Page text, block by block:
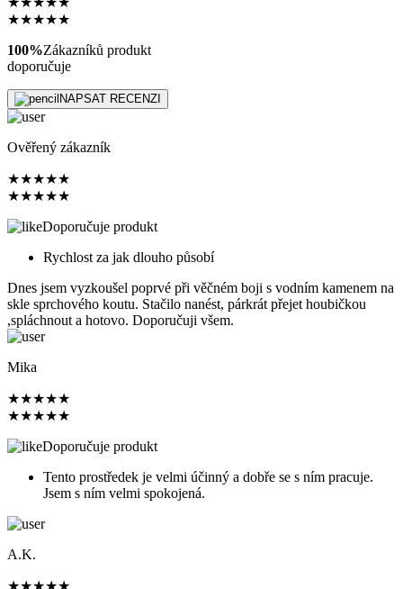
★★★★★
100%Zákazníků produkt
doporučuje
NAPSAT RECENZI
Ověřený zákazník
★★★★★
★★★★★
Doporučuje produkt
Rychlost za jak dlouho působí
Dnes jsem vyzkoušel poprvé při věčném boji s vodním kamenem na
skle sprchového koutu. Stačilo nanést, párkrát přejet houbičkou
,spláchnout a hotovo. Doporučuji všem.
Mika
★★★★★
★★★★★
Doporučuje produkt
Tento prostředek je velmi účinný a dobře se s ním pracuje.
Jsem s ním velmi spokojená.
A.K.
★★★★★